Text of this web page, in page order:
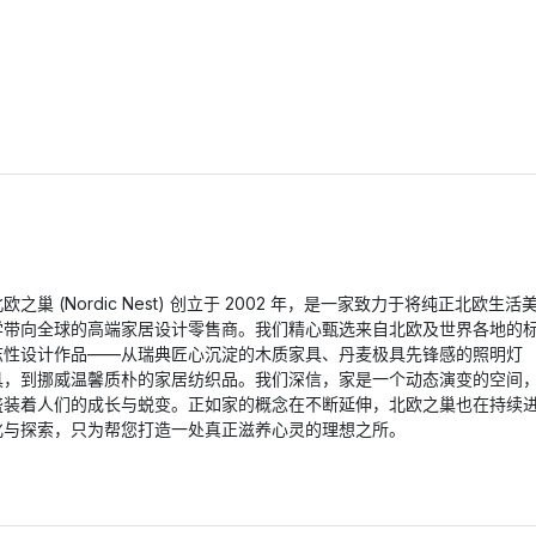
欧之巢 (Nordic Nest) 创立于 2002 年，是一家致力于将纯正北欧生活
带向全球的高端家居设计零售商。我们精心甄选来自北欧及世界各地的
性设计作品——从瑞典匠心沉淀的木质家具、丹麦极具先锋感的照明灯
到挪威温馨质朴的家居纺织品。我们深信，家是一个动态演变的空间，
装着人们的成长与蜕变。正如家的概念在不断延伸，北欧之巢也在持续
探索，只为帮您打造一处真正滋养心灵的理想之所。